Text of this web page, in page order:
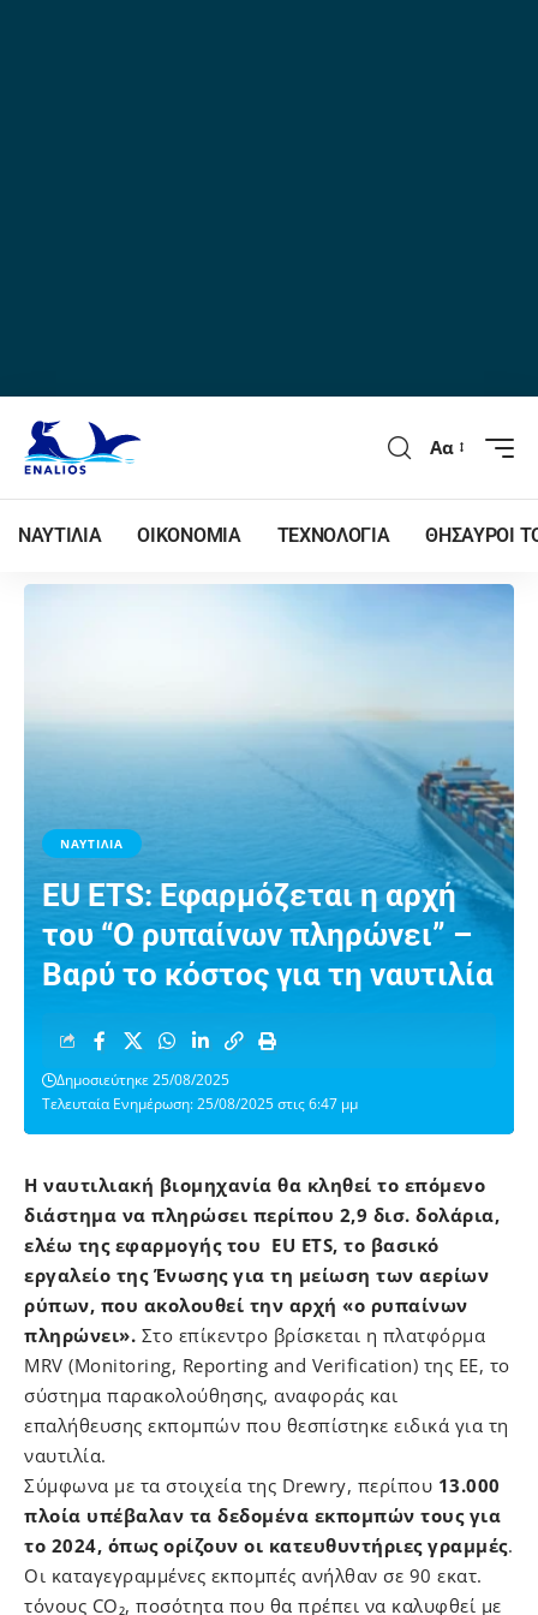
Αα
ΝΑΥΤΙΛΙΑ ΟΙΚΟΝΟΜΙΑ ΤΕΧΝΟΛΟΓΙΑ ΘΗΣΑΥΡΟΙ
ΝΑΥΤΙΛΙΑ
EU ETS: Eφαρμόζεται η αρχή
του “Ο ρυπαίνων πληρώνει” –
Βαρύ το κόστος για τη ναυτιλία
Τελευταία Ενημέρωση: 25/08/2025 στις 6:47 μμ
Δημοσιεύτηκε 25/08/2025
Η ναυτιλιακή βιομηχανία θα κληθεί το επόμενο
διάστημα να πληρώσει περίπου 2,9 δισ. δολάρια,
ελέω της εφαρμογής του EU ETS, το βασικό
εργαλείο της Ένωσης για τη μείωση των αερίων
ρύπων, που ακολουθεί την αρχή «ο ρυπαίνων
πληρώνει». Στο επίκεντρο βρίσκεται η πλατφόρμα
MRV (Monitoring, Reporting and Verification) της ΕΕ, το
σύστημα παρακολούθησης, αναφοράς και
επαλήθευσης εκπομπών που θεσπίστηκε ειδικά για τη
ναυτιλία.
Σύμφωνα με τα στοιχεία της Drewry, περίπου 13.000
πλοία υπέβαλαν τα δεδομένα εκπομπών τους για
το 2024, όπως ορίζουν οι κατευθυντήριες γραμμές.
Οι καταγεγραμμένες εκπομπές ανήλθαν σε 90 εκατ.
τόνους CO₂, ποσότητα που θα πρέπει να καλυφθεί με